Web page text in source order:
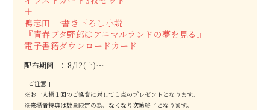
＋
鴨志田 一書き下ろし小説
『青春ブタ野郎はアニマルランドの夢を見る』
電子書籍ダウンロードカード
配布期間 8/12(土)～
[ ご注意 ]
※お一人様１回のご鑑賞に対して１点のプレゼントとなります。
※来場者特典は数量限定の為、なくなり次第終了となります。